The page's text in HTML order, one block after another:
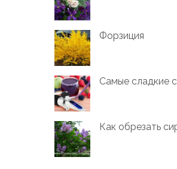
Форзиция
Самые сладкие
Как обрезать